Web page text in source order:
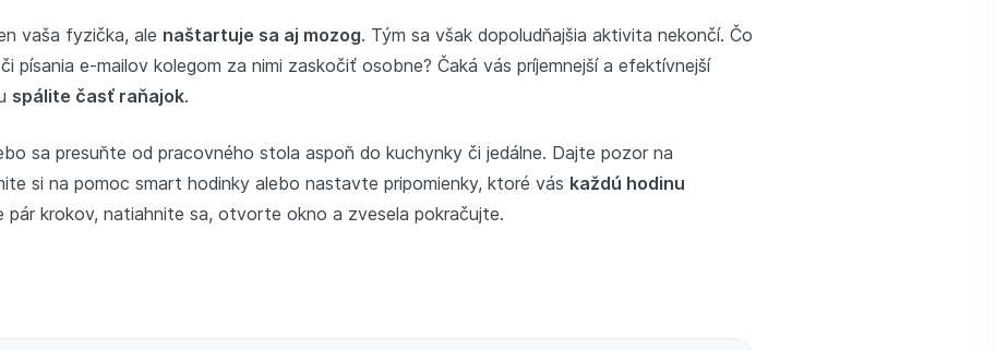
vaša fyzička, ale naštartuje sa aj mozog. Tým sa však dopoludňajšia aktivita nekončí. Čo
písania e-⁠mailov kolegom za nimi zaskočiť osobne? Čaká vás príjemnejší a efektívnejší
spálite časť raňajok.
sa presuňte od pracovného stola aspoň do kuchynky či jedálne. Dajte pozor na
si na pomoc smart hodinky alebo nastavte pripomienky, ktoré vás každú hodinu
pár krokov, natiahnite sa, otvorte okno a zvesela pokračujte.